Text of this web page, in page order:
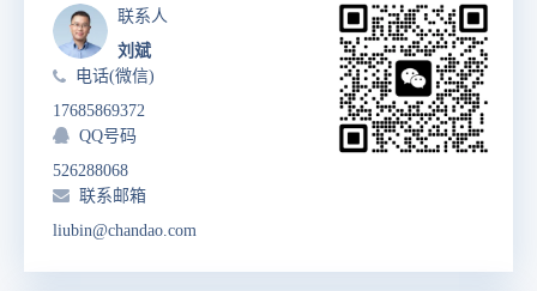
联系人
刘斌
电话(微信)
17685869372
QQ号码
526288068
联系邮箱
liubin@chandao.com